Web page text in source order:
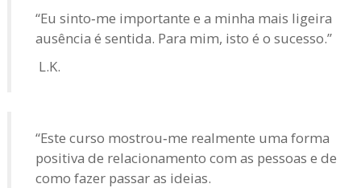
“Eu sinto‑me importante e a minha mais ligeira
ausência é sentida. Para mim, isto é o sucesso.”
L.K.
“Este curso mostrou‑me realmente uma forma
positiva de relacionamento com as pessoas e de
como fazer passar as ideias.